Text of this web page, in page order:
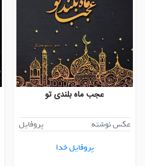
عجب ماه بلندی تو
عکس نوشته
پروفایل
پروفایل خدا